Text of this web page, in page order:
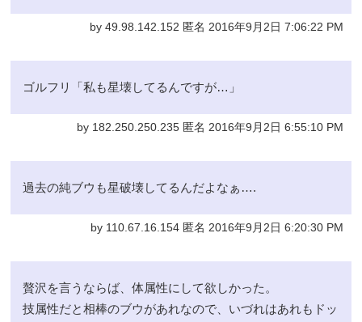
by 49.98.142.152 匿名 2016年9月2日 7:06:22 PM
ゴルフリ「私も星壊してるんですが…」
by 182.250.250.235 匿名 2016年9月2日 6:55:10 PM
過去の純ブウも星破壊してるんだよなぁ….
by 110.67.16.154 匿名 2016年9月2日 6:20:30 PM
贅沢を言うならば、体属性にして欲しかった。
技属性だと相棒のブウがあれなので、いづれはあれもドッ